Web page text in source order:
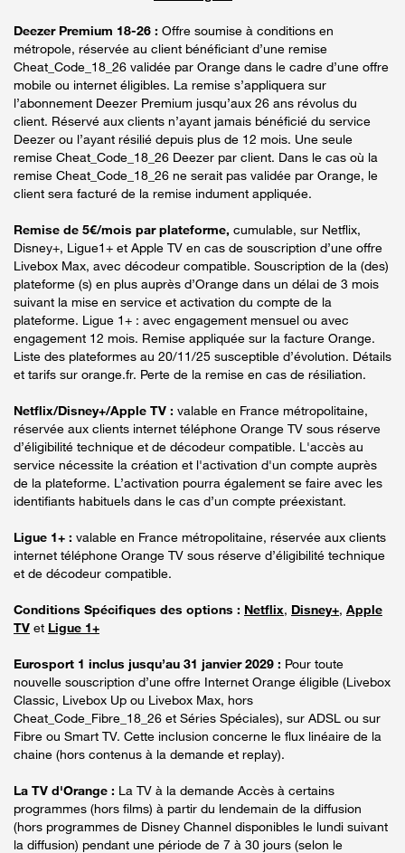
Deezer Premium 18-26 : Offre soumise à conditions en
métropole, réservée au client bénéficiant d’une remise
Cheat_Code_18_26 validée par Orange dans le cadre d’une offre
mobile ou internet éligibles. La remise s’appliquera sur
l’abonnement Deezer Premium jusqu’aux 26 ans révolus du
client. Réservé aux clients n’ayant jamais bénéficié du service
Deezer ou l’ayant résilié depuis plus de 12 mois. Une seule
remise Cheat_Code_18_26 Deezer par client. Dans le cas où la
remise Cheat_Code_18_26 ne serait pas validée par Orange, le
client sera facturé de la remise indument appliquée.
Remise de 5€/mois par plateforme, cumulable, sur Netflix,
Disney+, Ligue1+ et Apple TV en cas de souscription d’une offre
Livebox Max, avec décodeur compatible. Souscription de la (des)
plateforme (s) en plus auprès d’Orange dans un délai de 3 mois
suivant la mise en service et activation du compte de la
plateforme. Ligue 1+ : avec engagement mensuel ou avec
engagement 12 mois. Remise appliquée sur la facture Orange.
Liste des plateformes au 20/11/25 susceptible d’évolution. Détails
et tarifs sur orange.fr. Perte de la remise en cas de résiliation.
Netflix/Disney+/Apple TV : valable en France métropolitaine,
réservée aux clients internet téléphone Orange TV sous réserve
d’éligibilité technique et de décodeur compatible. L'accès au
service nécessite la création et l'activation d'un compte auprès
de la plateforme. L’activation pourra également se faire avec les
identifiants habituels dans le cas d’un compte préexistant.
Ligue 1+ : valable en France métropolitaine, réservée aux clients
internet téléphone Orange TV sous réserve d’éligibilité technique
et de décodeur compatible.
Conditions Spécifiques des options : Netflix, Disney+, Apple
TV et Ligue 1+
Eurosport 1 inclus jusqu’au 31 janvier 2029 : Pour toute
nouvelle souscription d’une offre Internet Orange éligible (Livebox
Classic, Livebox Up ou Livebox Max, hors
Cheat_Code_Fibre_18_26 et Séries Spéciales), sur ADSL ou sur
Fibre ou Smart TV. Cette inclusion concerne le flux linéaire de la
chaine (hors contenus à la demande et replay).
La TV d'Orange : La TV à la demande Accès à certains
programmes (hors films) à partir du lendemain de la diffusion
(hors programmes de Disney Channel disponibles le lundi suivant
la diffusion) pendant une période de 7 à 30 jours (selon le